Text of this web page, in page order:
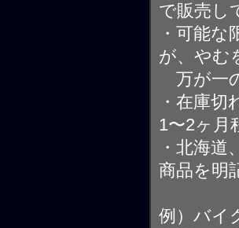
で販売し
・可能
が、やむ
万が一
・在庫
1〜2ヶ月
・北海
商品を明
例）バイ